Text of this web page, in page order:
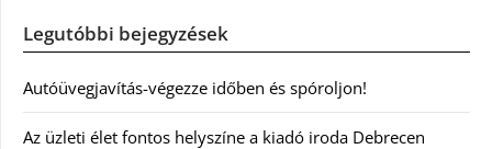
Legutóbbi bejegyzések
Autóüvegjavítás-végezze időben és spóroljon!
Az üzleti élet fontos helyszíne a kiadó iroda Debrecen